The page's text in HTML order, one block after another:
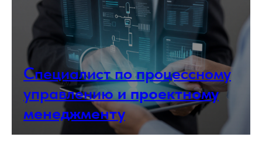
Специалист по процессному
управлению и проектному
менеджменту